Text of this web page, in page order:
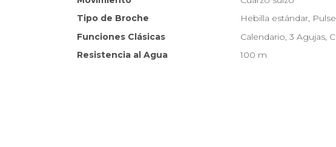
Tipo de Broche
Hebilla estándar,
Funciones Clásicas
Calendario, 3 Agujas,
Resistencia al Agua
100 m